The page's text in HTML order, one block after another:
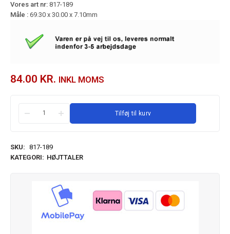
Vores art nr: 817-189
Måle : 69.30 x 30.00 x 7.10mm
84.00 KR. INKL MOMS
Tilføj til kurv
SKU: 817-189
KATEGORI: HØJTTALER